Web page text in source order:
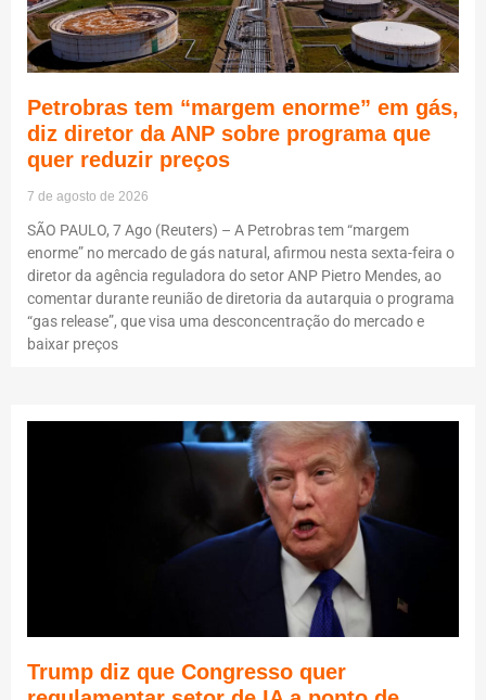
Petrobras tem “margem enorme” em gás,
diz diretor da ANP sobre programa que
quer reduzir preços
7 de agosto de 2026
SÃO PAULO, 7 Ago (Reuters) – A Petrobras tem “margem
enorme” no mercado de gás natural, afirmou nesta sexta-feira o
diretor da agência reguladora do setor ANP Pietro Mendes, ao
comentar durante reunião de diretoria da autarquia o programa
“gas release”, que visa uma desconcentração do mercado e
baixar preços
Trump diz que Congresso quer